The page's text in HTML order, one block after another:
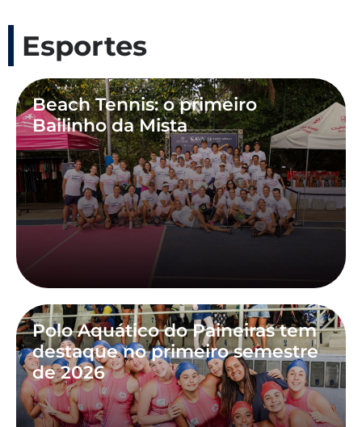
Esportes
Beach Tennis: o primeiro
Bailinho da Mista
Polo Aquático do Paineiras tem
destaque no primeiro semestre
de 2026